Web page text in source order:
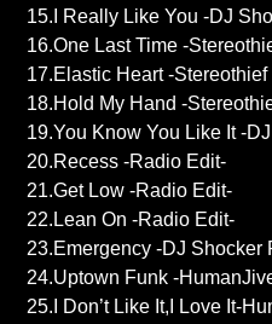
15.I Really Like You -DJ
16.One Last Time -
17.Elastic Heart -
18.Hold My Hand -
19.You Know You Like It -
20.Recess -Radio Edit-
21.Get Low -Radio Edit-
22.Lean On -Radio Edit-
23.Emergency -DJ Shocker
24.Uptown Funk -
25.I Don’t Like It,I Love It-